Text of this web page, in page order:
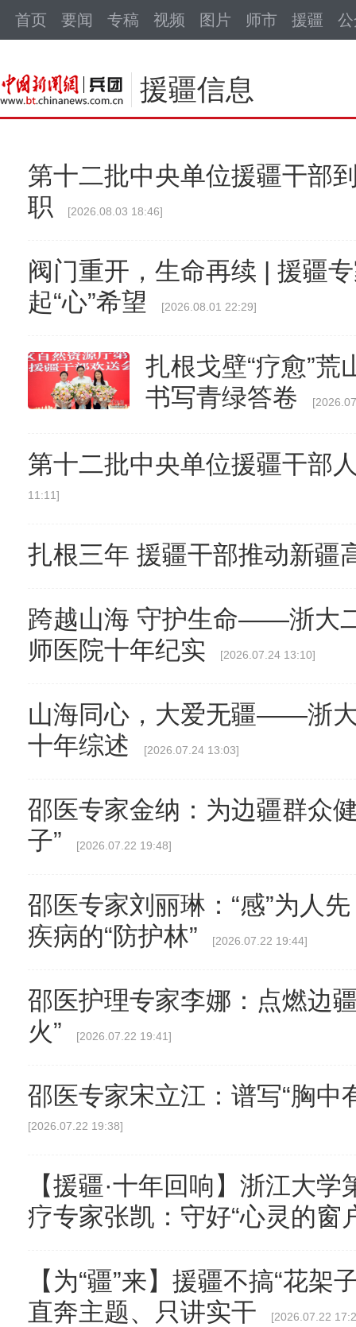
首页 要闻 专稿 视频 图片 师市 援疆
援疆信息
第十二批中央单位援疆干部
职
[2026.08.03 18:46]
阀门重开，生命再续 | 援疆
起“心”希望
[2026.08.01 22:29]
扎根戈壁“疗愈”
书写青绿答卷
第十二批中央单位援疆干部
11:11]
扎根三年 援疆干部推动新疆
跨越山海 守护生命——浙大
师医院十年纪实
[2026.07.24 13:10]
山海同心，大爱无疆——浙
十年综述
[2026.07.24 13:03]
邵医专家金纳：为边疆群众
子”
[2026.07.22 19:48]
邵医专家刘丽琳：“感”为人
疾病的“防护林”
[2026.07.22 19:44]
邵医护理专家李娜：点燃边
火”
[2026.07.22 19:41]
邵医专家宋立江：谱写“胸中
[2026.07.22 19:38]
【援疆·十年回响】浙江大学
疗专家张凯：守好“心灵的窗
【为“疆”来】援疆不搞“花架
直奔主题、只讲实干
[2026.07.22